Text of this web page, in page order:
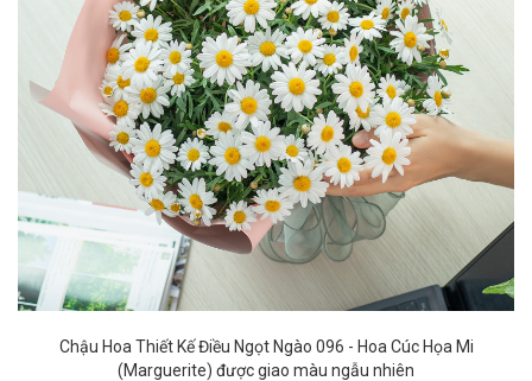
Chậu Hoa Thiết Kế Điều Ngọt Ngào 096 - Hoa Cúc Họa Mi
(Marguerite) được giao màu ngẫu nhiên